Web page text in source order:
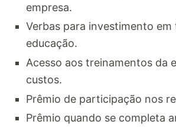
empresa.
Verbas para investimento
educação.
Acesso aos treinamentos da
custos.
Prêmio de participação nos
Prêmio quando se completa